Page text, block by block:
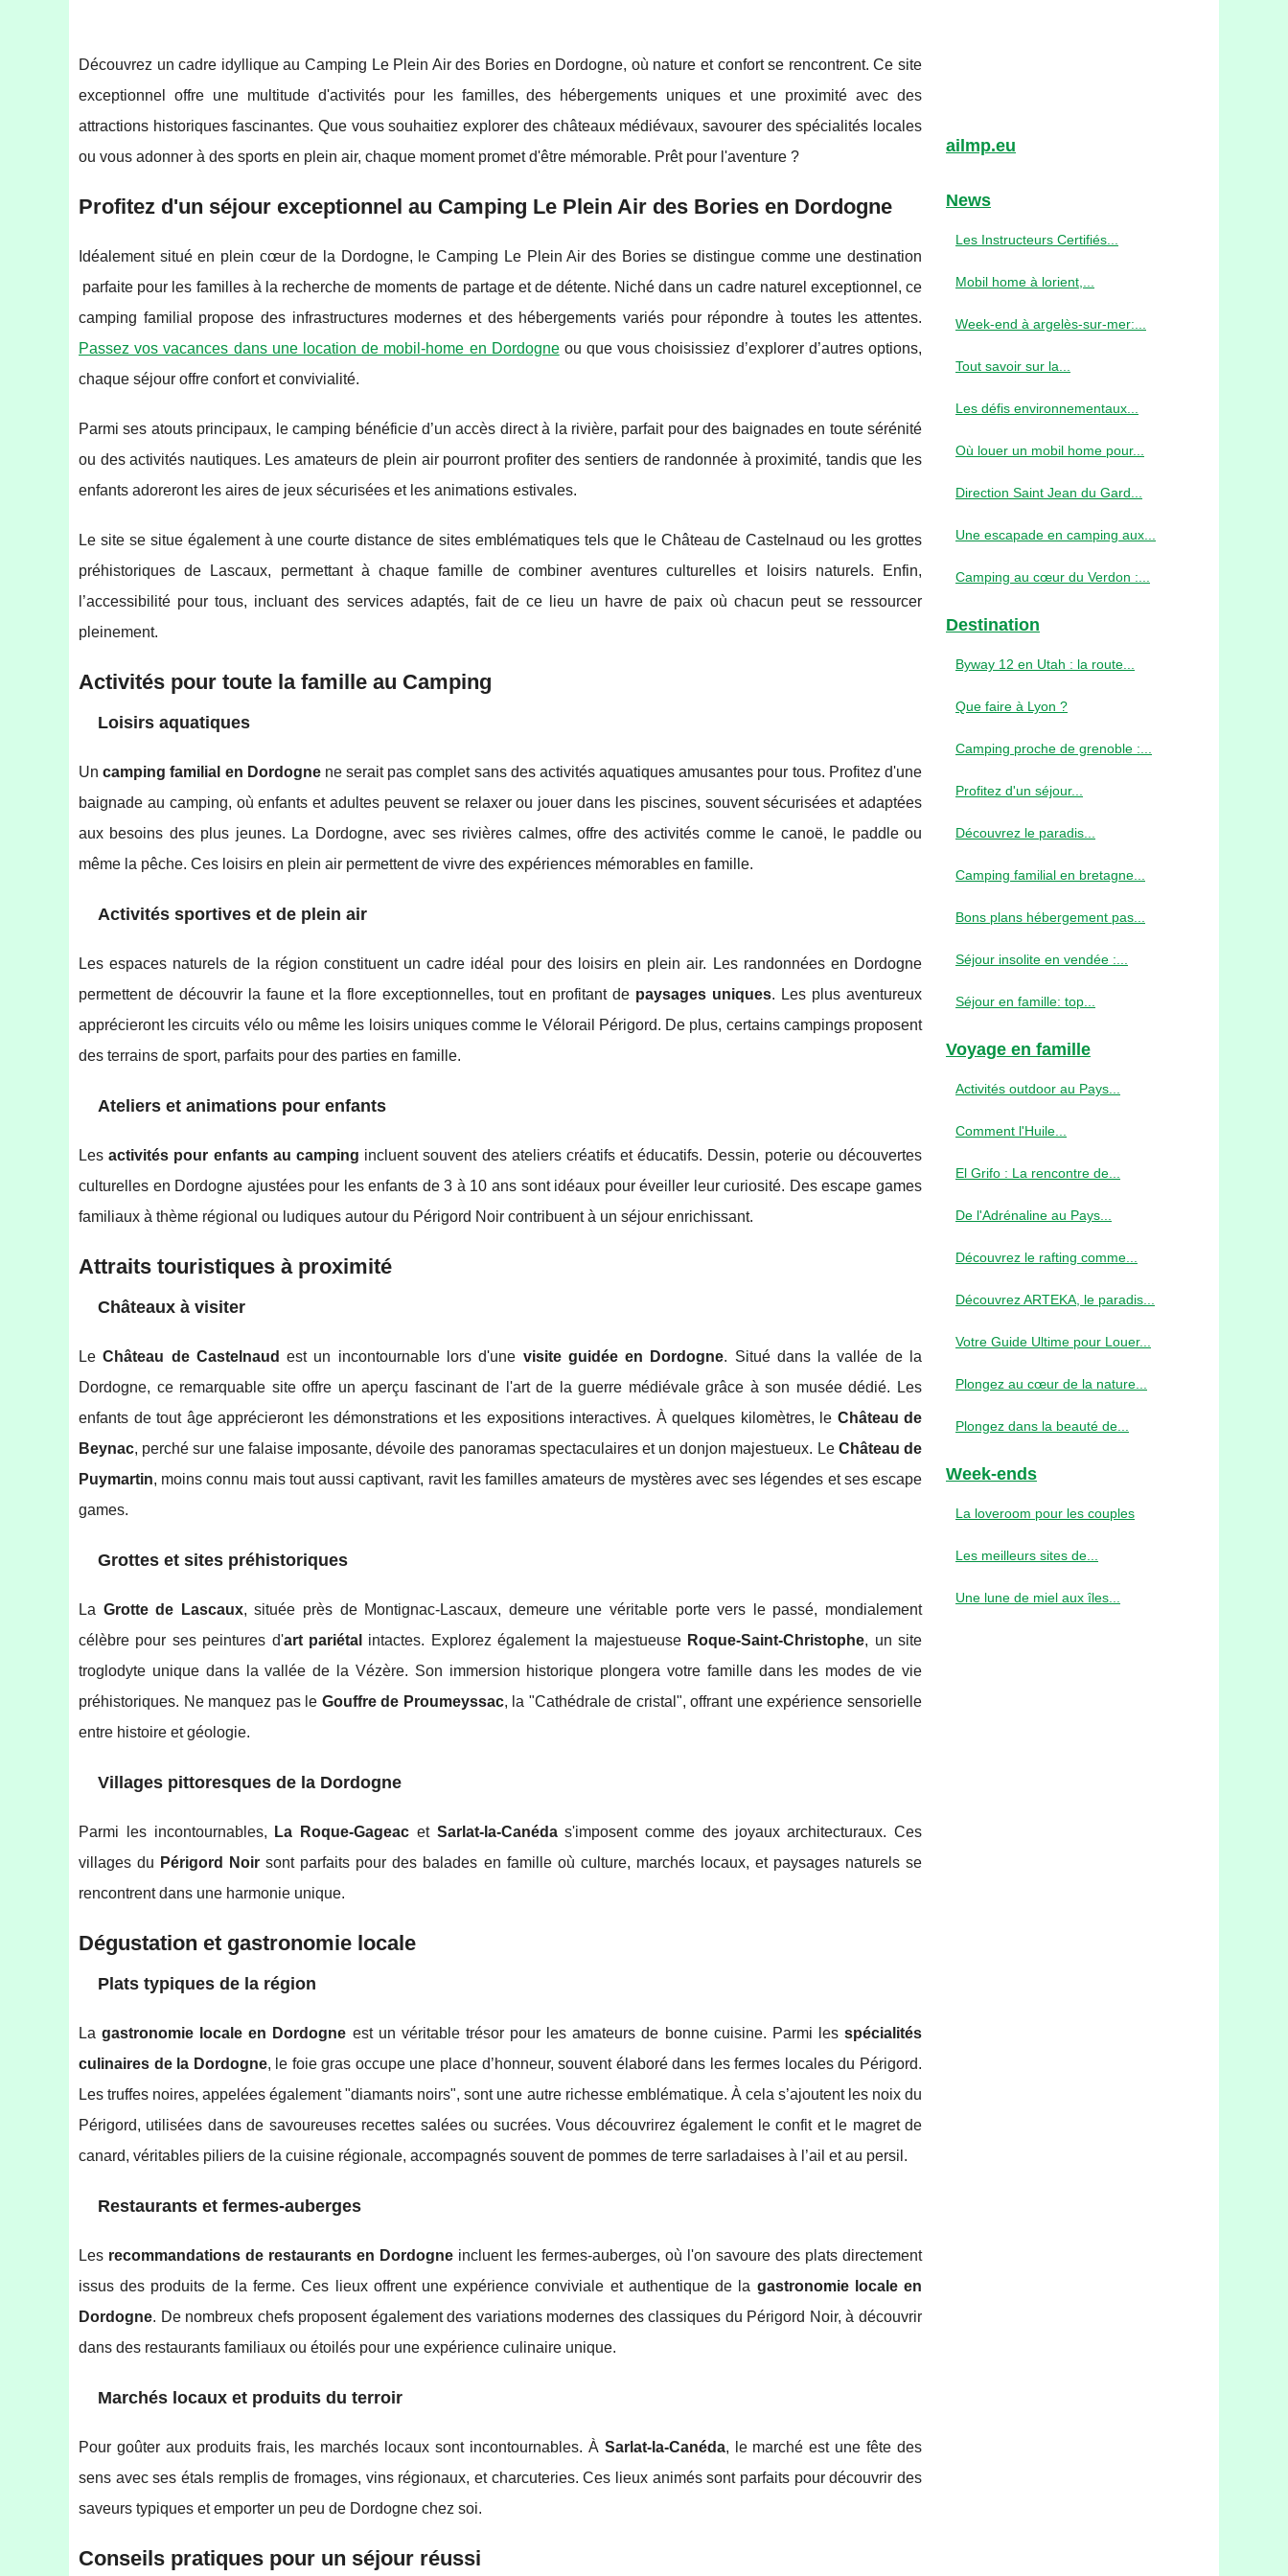
Découvrez un cadre idyllique au Camping Le Plein Air des Bories en Dordogne, où nature et confort se rencontrent. Ce site
exceptionnel offre une multitude d'activités pour les familles, des hébergements uniques et une proximité avec des
attractions historiques fascinantes. Que vous souhaitiez explorer des châteaux médiévaux, savourer des spécialités locales
ou vous adonner à des sports en plein air, chaque moment promet d'être mémorable. Prêt pour l'aventure ?
Profitez d'un séjour exceptionnel au Camping Le Plein Air des Bories en Dordogne
Idéalement situé en plein cœur de la Dordogne, le Camping Le Plein Air des Bories se distingue comme une destination
parfaite pour les familles à la recherche de moments de partage et de détente. Niché dans un cadre naturel exceptionnel, ce
camping familial propose des infrastructures modernes et des hébergements variés pour répondre à toutes les attentes.
Passez vos vacances dans une location de mobil-home en Dordogneou que vous choisissiez d’explorer d’autres options,
chaque séjour offre confort et convivialité.
Parmi ses atouts principaux, le camping bénéficie d’un accès direct à la rivière, parfait pour des baignades en toute sérénité
ou des activités nautiques. Les amateurs de plein air pourront profiter des sentiers de randonnée à proximité, tandis que les
enfants adoreront les aires de jeux sécurisées et les animations estivales.
Le site se situe également à une courte distance de sites emblématiques tels que le Château de Castelnaud ou les grottes
préhistoriques de Lascaux, permettant à chaque famille de combiner aventures culturelles et loisirs naturels. Enfin,
l’accessibilité pour tous, incluant des services adaptés, fait de ce lieu un havre de paix où chacun peut se ressourcer
pleinement.
Activités pour toute la famille au Camping
Loisirs aquatiques
Uncamping familial en Dordognene serait pas complet sans des activités aquatiques amusantes pour tous. Profitez d'une
baignade au camping, où enfants et adultes peuvent se relaxer ou jouer dans les piscines, souvent sécurisées et adaptées
aux besoins des plus jeunes. La Dordogne, avec ses rivières calmes, offre des activités comme le canoë, le paddle ou
même la pêche. Ces loisirs en plein air permettent de vivre des expériences mémorables en famille.
Activités sportives et de plein air
Les espaces naturels de la région constituent un cadre idéal pour des loisirs en plein air. Les randonnées en Dordogne
permettent de découvrir la faune et la flore exceptionnelles, tout en profitant de paysages uniques. Les plus aventureux
apprécieront les circuits vélo ou même les loisirs uniques comme le Vélorail Périgord. De plus, certains campings proposent
des terrains de sport, parfaits pour des parties en famille.
Ateliers et animations pour enfants
Lesactivités pour enfants au camping incluent souvent des ateliers créatifs et éducatifs. Dessin, poterie ou découvertes
culturelles en Dordogne ajustées pour les enfants de 3 à 10 ans sont idéaux pour éveiller leur curiosité. Des escape games
familiaux à thème régional ou ludiques autour du Périgord Noir contribuent à un séjour enrichissant.
Attraits touristiques à proximité
Châteaux à visiter
LeChâteau de Castelnaud est un incontournable lors d'une visite guidée en Dordogne. Situé dans la vallée de la
Dordogne, ce remarquable site offre un aperçu fascinant de l'art de la guerre médiévale grâce à son musée dédié. Les
enfants de tout âge apprécieront les démonstrations et les expositions interactives. À quelques kilomètres, le Château de
Beynac, perché sur une falaise imposante, dévoile des panoramas spectaculaires et un donjon majestueux. Le Château de
Puymartin, moins connu mais tout aussi captivant, ravit les familles amateurs de mystères avec ses légendes et ses escape
games.
Grottes et sites préhistoriques
La Grotte de Lascaux, située près de Montignac-Lascaux, demeure une véritable porte vers le passé, mondialement
célèbre pour ses peintures d'art pariétal intactes. Explorez également la majestueuse Roque-Saint-Christophe, un site
troglodyte unique dans la vallée de la Vézère. Son immersion historique plongera votre famille dans les modes de vie
préhistoriques. Ne manquez pas le Gouffre de Proumeyssac, la "Cathédrale de cristal", offrant une expérience sensorielle
entre histoire et géologie.
Villages pittoresques de la Dordogne
Parmi les incontournables, La Roque-Gageac et Sarlat-la-Canédas'imposent comme des joyaux architecturaux. Ces
villages du Périgord Noir sont parfaits pour des balades en famille où culture, marchés locaux, et paysages naturels se
rencontrent dans une harmonie unique.
Dégustation et gastronomie locale
Plats typiques de la région
Lagastronomie locale en Dordogne est un véritable trésor pour les amateurs de bonne cuisine. Parmi lesspécialités
culinaires de la Dordogne, le foie gras occupe une place d’honneur, souvent élaboré dans les fermes locales du Périgord.
Les truffes noires, appelées également "diamants noirs", sont une autre richesse emblématique. À cela s’ajoutent les noix du
Périgord, utilisées dans de savoureuses recettes salées ou sucrées. Vous découvrirez également le confit et le magret de
canard, véritables piliers de la cuisine régionale, accompagnés souvent de pommes de terre sarladaises à l’ail et au persil.
Restaurants et fermes-auberges
Les recommandations de restaurants en Dordogne incluent les fermes-auberges, où l'on savoure des plats directement
issus des produits de la ferme. Ces lieux offrent une expérience conviviale et authentique de la gastronomie locale en
Dordogne. De nombreux chefs proposent également des variations modernes des classiques du Périgord Noir, à découvrir
dans des restaurants familiaux ou étoilés pour une expérience culinaire unique.
Marchés locaux et produits du terroir
Pour goûter aux produits frais, les marchés locaux sont incontournables. À Sarlat-la-Canéda, le marché est une fête des
sens avec ses étals remplis de fromages, vins régionaux, et charcuteries. Ces lieux animés sont parfaits pour découvrir des
saveurs typiques et emporter un peu de Dordogne chez soi.
Conseils pratiques pour un séjour réussi
ailmp.eu
News
Les Instructeurs Certifiés...
Mobil home à lorient,...
Week-end à argelès-sur-mer:...
Tout savoir sur la...
Les défis environnementaux...
Où louer un mobil home pour...
Direction Saint Jean du Gard...
Une escapade en camping aux...
Camping au cœur du Verdon :...
Destination
Byway 12 en Utah : la route...
Que faire à Lyon ?
Camping proche de grenoble :...
Profitez d'un séjour...
Découvrez le paradis...
Camping familial en bretagne...
Bons plans hébergement pas...
Séjour insolite en vendée :...
Séjour en famille: top...
Voyage en famille
Activités outdoor au Pays...
Comment l'Huile...
El Grifo : La rencontre de...
De l'Adrénaline au Pays...
Découvrez le rafting comme...
Découvrez ARTEKA, le paradis...
Votre Guide Ultime pour Louer...
Plongez au cœur de la nature...
Plongez dans la beauté de...
Week-ends
La loveroom pour les couples
Les meilleurs sites de...
Une lune de miel aux îles...